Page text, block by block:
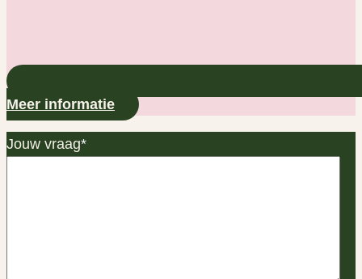
Meer informatie
Jouw vraag*